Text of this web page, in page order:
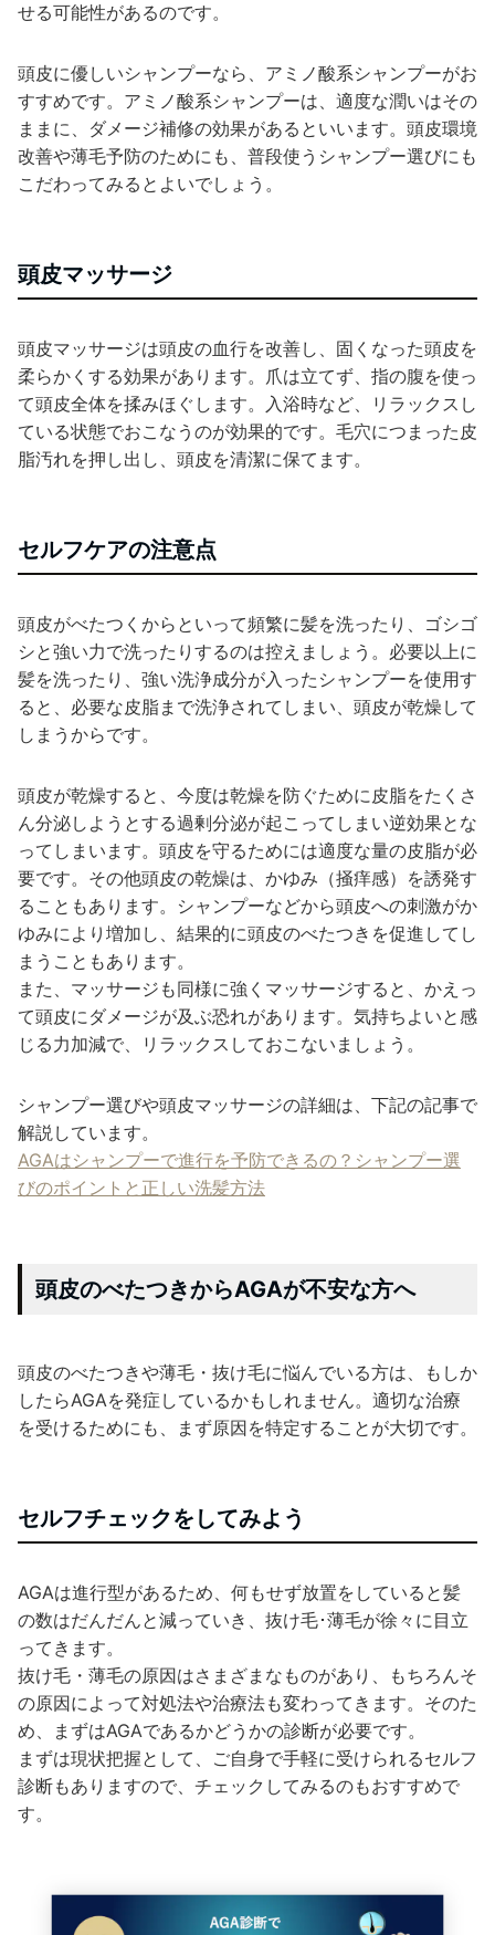
せる可能性があるのです。
頭皮に優しいシャンプーなら、アミノ酸系シャンプーがお
すすめです。アミノ酸系シャンプーは、適度な潤いはその
ままに、ダメージ補修の効果があるといいます。頭皮環境
改善や薄毛予防のためにも、普段使うシャンプー選びにも
こだわってみるとよいでしょう。
頭皮マッサージ
頭皮マッサージは頭皮の血行を改善し、固くなった頭皮を
柔らかくする効果があります。爪は立てず、指の腹を使っ
て頭皮全体を揉みほぐします。入浴時など、リラックスし
ている状態でおこなうのが効果的です。毛穴につまった皮
脂汚れを押し出し、頭皮を清潔に保てます。
セルフケアの注意点
頭皮がべたつくからといって頻繁に髪を洗ったり、ゴシゴ
シと強い力で洗ったりするのは控えましょう。必要以上に
髪を洗ったり、強い洗浄成分が入ったシャンプーを使用す
ると、必要な皮脂まで洗浄されてしまい、頭皮が乾燥して
しまうからです。
頭皮が乾燥すると、今度は乾燥を防ぐために皮脂をたくさ
ん分泌しようとする過剰分泌が起こってしまい逆効果とな
ってしまいます。頭皮を守るためには適度な量の皮脂が必
要です。その他頭皮の乾燥は、かゆみ（掻痒感）を誘発す
ることもあります。シャンプーなどから頭皮への刺激がか
ゆみにより増加し、結果的に頭皮のべたつきを促進してし
まうこともあります。
また、マッサージも同様に強くマッサージすると、かえっ
て頭皮にダメージが及ぶ恐れがあります。気持ちよいと感
じる力加減で、リラックスしておこないましょう。
シャンプー選びや頭皮マッサージの詳細は、下記の記事で
解説しています。
AGAはシャンプーで進行を予防できるの？シャンプー選
びのポイントと正しい洗髪方法
頭皮のべたつきからAGAが不安な方へ
頭皮のべたつきや薄毛・抜け毛に悩んでいる方は、もしか
したらAGAを発症しているかもしれません。適切な治療
を受けるためにも、まず原因を特定することが大切です。
セルフチェックをしてみよう
AGAは進行型があるため、何もせず放置をしていると髪
の数はだんだんと減っていき、抜け毛･薄毛が徐々に目立
ってきます。
抜け毛・薄毛の原因はさまざまなものがあり、もちろんそ
の原因によって対処法や治療法も変わってきます。そのた
め、まずはAGAであるかどうかの診断が必要です。
まずは現状把握として、ご自身で手軽に受けられるセルフ
診断もありますので、チェックしてみるのもおすすめで
す。